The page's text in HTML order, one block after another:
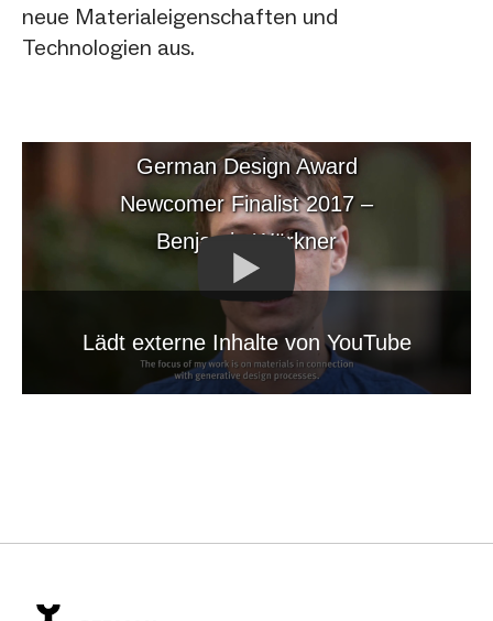
neue Materialeigenschaften und
Technologien aus.
German Design Award
Newcomer Finalist 2017 –
Benjamin Würkner
Lädt externe Inhalte von YouTube